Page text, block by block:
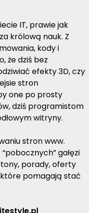
IT, prawie jak
królową nauk. Z
kody i
że dziś bez
efekty 3D, czy
stron
one po prosty
dziś programistom
witryny.
stron www.
gałęzi
porady, oferty
które pomagają stać